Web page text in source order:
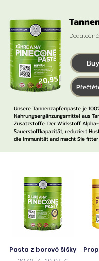
20,95
Unsere Tannenzapfenpaste je
Nahrungsergänzungsmittel aus
Zusatzstoffe. Der Wirkstoff
Sauerstoffkapazität, reduziert
die Immunität and macht Sie
Pasta z borové šišky